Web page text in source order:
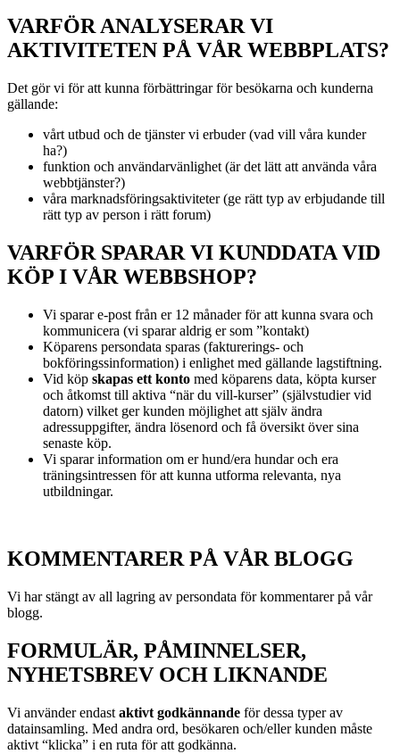
VARFÖR ANALYSERAR VI
AKTIVITETEN PÅ VÅR WEBBPLATS?
Det gör vi för att kunna förbättringar för besökarna och kunderna
gällande:
vårt utbud och de tjänster vi erbuder (vad vill våra kunder
ha?)
funktion och användarvänlighet (är det lätt att använda våra
webbtjänster?)
våra marknadsföringsaktiviteter (ge rätt typ av erbjudande till
rätt typ av person i rätt forum)
VARFÖR SPARAR VI KUNDDATA VID
KÖP I VÅR WEBBSHOP?
Vi sparar e-post från er 12 månader för att kunna svara och
kommunicera (vi sparar aldrig er som ”kontakt)
Köparens persondata sparas (fakturerings- och
bokföringssinformation) i enlighet med gällande lagstiftning.
Vid köp skapas ett konto med köparens data, köpta kurser
och åtkomst till aktiva “när du vill-kurser” (självstudier vid
datorn) vilket ger kunden möjlighet att själv ändra
adressuppgifter, ändra lösenord och få översikt över sina
senaste köp.
Vi sparar information om er hund/era hundar och era
träningsintressen för att kunna utforma relevanta, nya
utbildningar.
KOMMENTARER PÅ VÅR BLOGG
Vi har stängt av all lagring av persondata för kommentarer på vår
blogg.
FORMULÄR, PÅMINNELSER,
NYHETSBREV OCH LIKNANDE
Vi använder endast aktivt godkännande för dessa typer av
datainsamling. Med andra ord, besökaren och/eller kunden måste
aktivt “klicka” i en ruta för att godkänna.